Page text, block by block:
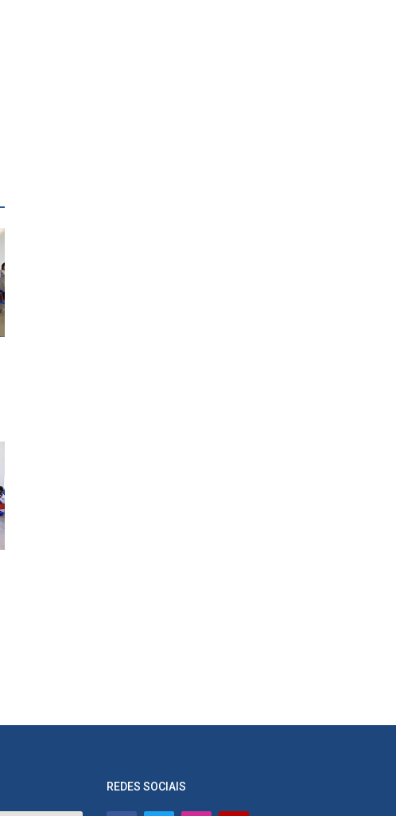
REDES SOCIAIS